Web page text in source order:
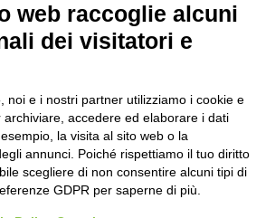
web raccoglie alcuni
dei visitatori e
noi e i nostri partner utilizziamo i cookie e
archiviare, accedere ed elaborare i dati
la visita al sito web o la
annunci. Poiché rispettiamo il tuo diritto
scegliere di non consentire alcuni tipi di
GDPR per saperne di più.